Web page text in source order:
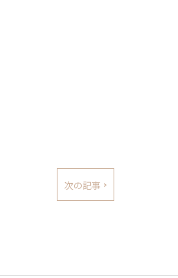
次の記事 >